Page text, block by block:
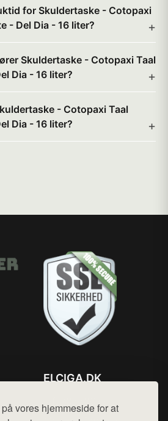
vores hjemmeside for at
for Skuldertaske - Cotopaxi
- Del Dia - 16 liter?
Skuldertaske - Cotopaxi Taal
Dia - 16 liter?
- Cotopaxi Taal
Dia - 16 liter?
ELCIGA.DK